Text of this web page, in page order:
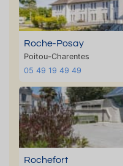
Roche-Posay
Poitou-Charentes
05 49 19 49 49
Rochefort